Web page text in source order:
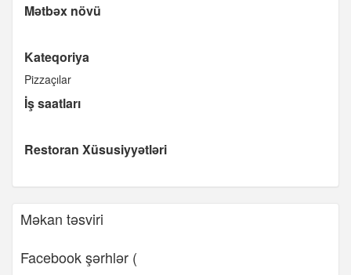
Mətbəx növü
Kateqoriya
Pizzaçılar
İş saatları
Restoran Xüsusiyyətləri
Məkan təsviri
Facebook şərhlər (